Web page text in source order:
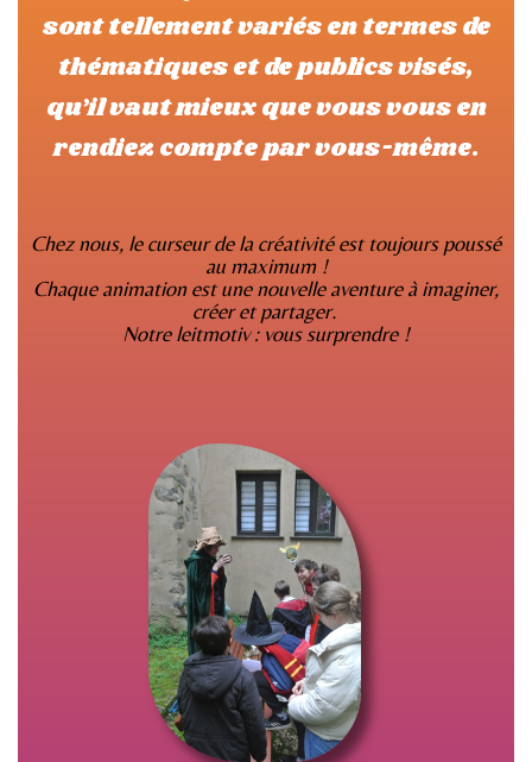
sont tellement variés en termes de
thématiques et de publics visés,
qu’il vaut mieux que vous vous en
rendiez compte par vous-même.
Chez nous, le curseur de la créativité est toujours poussé
au maximum !
Chaque animation est une nouvelle aventure à imaginer,
créer et partager.
Notre leitmotiv : vous surprendre !